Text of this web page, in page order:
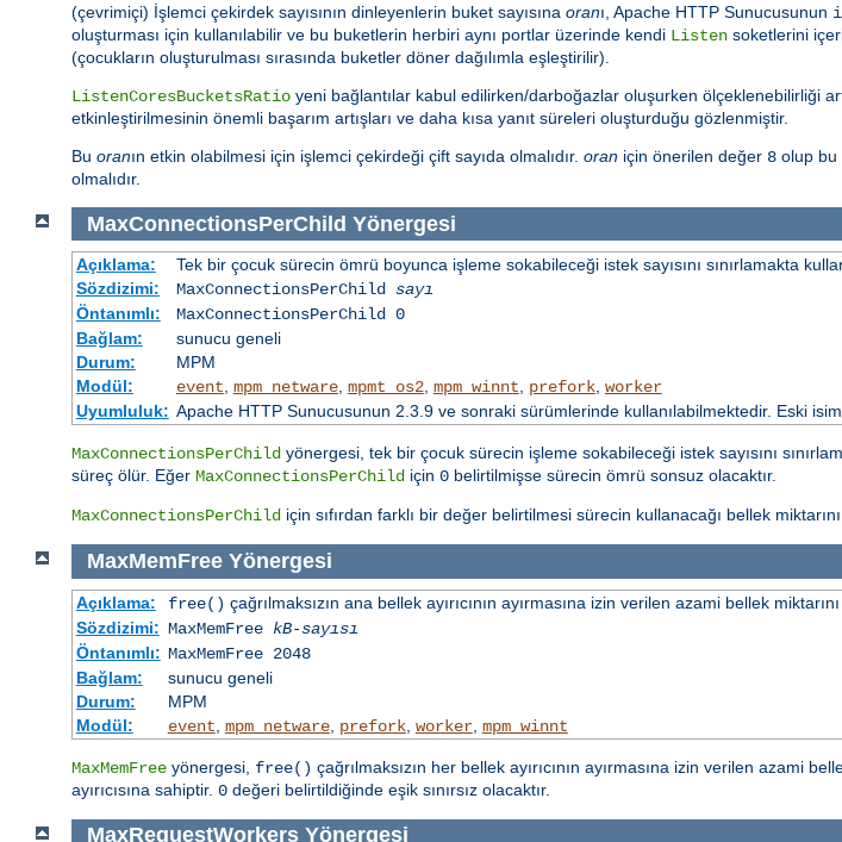
(çevrimiçi) İşlemci çekirdek sayısının dinleyenlerin buket sayısına oranı, Apache HTTP Sunucusunun
oluşturması için kullanılabilir ve bu buketlerin herbiri aynı portlar üzerinde kendi Listen soketlerini
(çocukların oluşturulması sırasında buketler döner dağılımla eşleştirilir).
ListenCoresBucketsRatio yeni bağlantılar kabul edilirken/darboğazlar oluşurken ölçeklenebilirliği
etkinleştirilmesinin önemli başarım artışları ve daha kısa yanıt süreleri oluşturduğu gözlenmiştir.
Bu oranın etkin olabilmesi için işlemci çekirdeği çift sayıda olmalıdır. oran için önerilen değer 8 olup bu
olmalıdır.
MaxConnectionsPerChild Yönergesi
Açıklama:
Tek bir çocuk sürecin ömrü boyunca işleme sokabileceği istek sayısını sınırlamakta
Sözdizimi:
MaxConnectionsPerChild sayı
Öntanımlı:
MaxConnectionsPerChild 0
Bağlam:
sunucu geneli
Durum:
MPM
Modül:
event mpm_netware, mpmt_os2, mpm_winnt prefork, worker
Uyumluluk: Apache HTTP Sunucusunun 2.3.9 ve sonraki sürümlerinde kullanılabilmektedir. Eski isim
MaxConnectionsPerChild yönergesi, tek bir çocuk sürecin işleme sokabileceği istek sayısını
süreç ölür. Eğer MaxConnectionsPerChild için 0 belirtilmişse sürecin ömrü sonsuz olacaktır.
MaxConnectionsPerChild için sıfırdan farklı bir değer belirtilmesi sürecin kullanacağı bellek miktarını
MaxMemFree Yönergesi
Açıklama: free() çağrılmaksızın ana bellek ayırıcının ayırmasına izin verilen azami bellek
Sözdizimi: MaxMemFree kB-sayısı
Öntanımlı: MaxMemFree 2048
Bağlam:
sunucu geneli
Durum:
MPM
Modül:
event mpm_netware, prefork, worker, mpm_winnt
MaxMemFree yönergesi, free() çağrılmaksızın her bellek ayırıcının ayırmasına izin verilen azami
ayırıcısına sahiptir. 0 değeri belirtildiğinde eşik sınırsız olacaktır.
MaxRequestWorkers Yönergesi